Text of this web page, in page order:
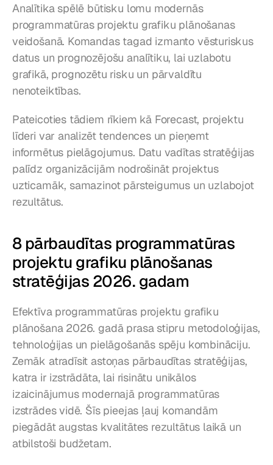
Analītika spēlē būtisku lomu modernās
programmatūras projektu grafiku plānošanas
veidošanā. Komandas tagad izmanto vēsturiskus
datus un prognozējošu analītiku, lai uzlabotu
grafikā, prognozētu risku un pārvaldītu
nenoteiktības.
Pateicoties tādiem rīkiem kā Forecast, projektu
līderi var analizēt tendences un pieņemt
informētus pielāgojumus. Datu vadītas stratēģijas
palīdz organizācijām nodrošināt projektus
uzticamāk, samazinot pārsteigumus un uzlabojot
rezultātus.
8 pārbaudītas programmatūras
projektu grafiku plānošanas
stratēģijas 2026. gadam
Efektīva programmatūras projektu grafiku
plānošana 2026. gadā prasa stipru metodoloģijas,
tehnoloģijas un pielāgošanās spēju kombināciju.
Zemāk atradīsit astoņas pārbaudītas stratēģijas,
katra ir izstrādāta, lai risinātu unikālos
izaicinājumus modernajā programmatūras
izstrādes vidē. Šīs pieejas ļauj komandām
piegādāt augstas kvalitātes rezultātus laikā un
atbilstoši budžetam.